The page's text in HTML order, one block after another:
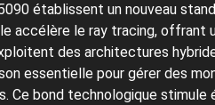
établissent un nouveau
accélère le ray tracing, offrant
des architectures
essentielle pour gérer des
Ce bond technologique